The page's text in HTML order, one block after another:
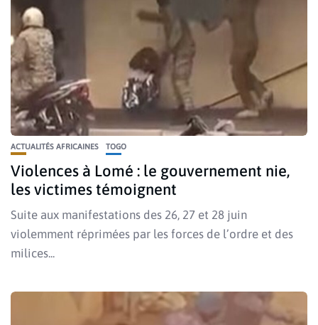
ACTUALITÉS AFRICAINES TOGO
Violences à Lomé : le gouvernement nie,
les victimes témoignent
Suite aux manifestations des 26, 27 et 28 juin
violemment réprimées par les forces de l’ordre et des
milices...